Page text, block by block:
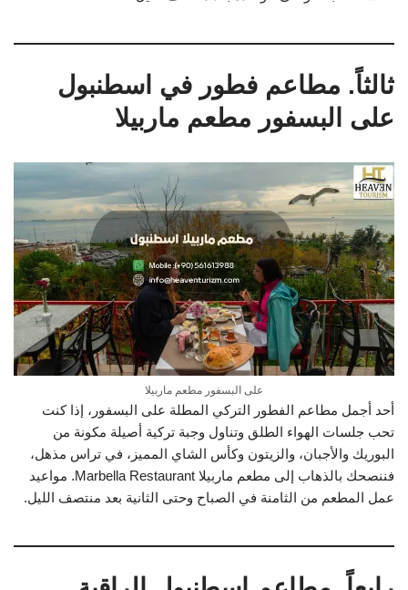
ثالثاً. مطاعم فطور في اسطنبول
على البسفور مطعم ماربيلا
على البسفور مطعم ماربيلا
أحد أجمل مطاعم الفطور التركي المطلة على البسفور، إذا كنت
تحب جلسات الهواء الطلق وتناول وجبة تركية أصيلة مكونة من
البوريك والأجبان، والزيتون وكأس الشاي المميز، في تراس مذهل،
فننصحك بالذهاب إلى مطعم ماربيلا Marbella Restaurant. مواعيد
عمل المطعم من الثامنة في الصباح وحتى الثانية بعد منتصف الليل.